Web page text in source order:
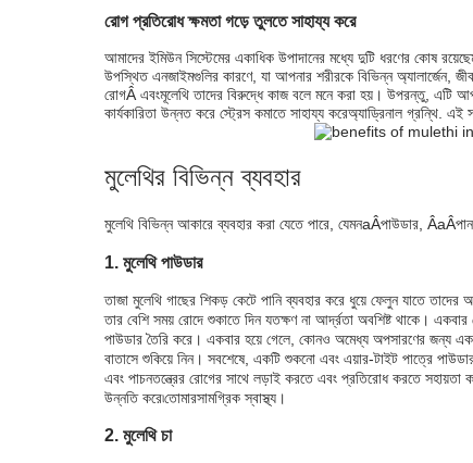
রোগ প্রতিরোধ ক্ষমতা গড়ে তুলতে সাহায্য করে
আমাদের ইমিউন সিস্টেমের একাধিক উপাদানের মধ্যে দুটি ধরণের কোষ রয়েছে
উপস্থিত এনজাইমগুলির কারণে, যা আপনার শরীরকে বিভিন্ন অ্যালার্জেন,
রোগÂ এবংমূলেথি তাদের বিরুদ্ধে কাজ বলে মনে করা হয়। উপরন্তু, এটি
কার্যকারিতা উন্নত করে স্ট্রেস কমাতে সাহায্য করেঅ্যাড্রিনাল গ্রন্থি. এই
মুলেথির বিভিন্ন ব্যবহার
মুলেথি বিভিন্ন আকারে ব্যবহার করা যেতে পারে, যেমনaÂপাউডার, ÂaÂ
1. মুলেথি পাউডার
তাজা মুলেথি গাছের শিকড় কেটে পানি ব্যবহার করে ধুয়ে ফেলুন যাতে
তার বেশি সময় রোদে শুকাতে দিন যতক্ষণ না আর্দ্রতা অবশিষ্ট থাকে। একবার
পাউডার তৈরি করে। একবার হয়ে গেলে, কোনও অমেধ্য অপসারণের জন্য
বাতাসে শুকিয়ে নিন। সবশেষে, একটি শুকনো এবং এয়ার-টাইট পাত্রে
এবং পাচনতন্ত্রের রোগের সাথে লড়াই করতে এবং প্রতিরোধ করতে
উন্নতি করে৷তোমারসামগ্রিক স্বাস্থ্য।
2. মুলেথি চা